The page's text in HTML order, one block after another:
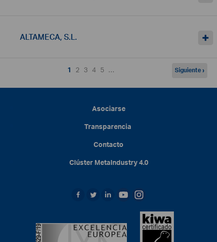
ALTAMECA, S.L.
1 2 3 4 5 … Siguiente ›
Asociarse
Transparencia
Contacto
Clúster MetaIndustry4.0